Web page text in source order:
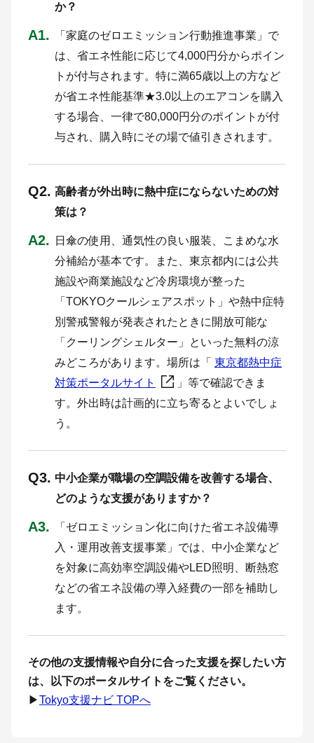
か？
A1.
「家庭のゼロエミッション行動推進事業」で
は、省エネ性能に応じて4,000円分からポイン
トが付与されます。特に満65歳以上の方など
が省エネ性能基準★3.0以上のエアコンを購入
する場合、一律で80,000円分のポイントが付
与され、購入時にその場で値引きされます。
Q2. 高齢者が外出時に熱中症にならないための対
策は？
A2.
日傘の使用、通気性の良い服装、こまめな水
分補給が基本です。また、東京都内には公共
施設や商業施設など冷房環境が整った
「TOKYOクールシェアスポット」や熱中症特
別警戒警報が発表されたときに開放可能な
「クーリングシェルター」といった無料の涼
みどころがあります。場所は「 東京都熱中症
対策ポータルサイト
」等で確認できま
す。外出時は計画的に立ち寄るとよいでしょ
う。
Q3. 中小企業が職場の空調設備を改善する場合、
どのような支援がありますか？
A3.
「ゼロエミッション化に向けた省エネ設備導
入・運用改善支援事業」では、中小企業など
を対象に高効率空調設備やLED照明、断熱窓
などの省エネ設備の導入経費の一部を補助し
ます。
その他の支援情報や自分に合った支援を探したい方
は、以下のポータルサイトをご覧ください。
▶Tokyo支援ナビ TOPへ